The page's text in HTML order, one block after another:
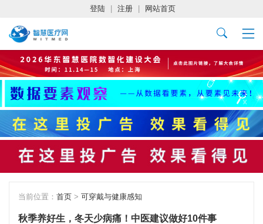
登陆 注册 网站首页
当前位置： 首页 > 可穿戴与健康感知
秋季养好生，冬天少病痛！中医建议做好10件事